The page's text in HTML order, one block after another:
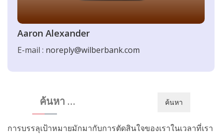
Aaron Alexander
E-mail : noreply@wilberbank.com
ค้นหา
สำหรับ:
การบรรลุเป้าหมายมักมากับการตัดสินใจของเราในเวลาที่เรา